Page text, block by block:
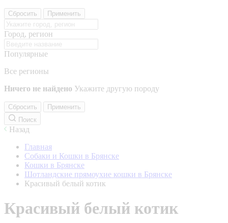
Сбросить Применить
Город, регион
Популярные
Все регионы
Ничего не найдено Укажите другую породу
Сбросить
Применить
Поиск
Назад
Главная
Собаки и Кошки в Брянске
Кошки в Брянске
Шотландские прямоухие кошки в Брянске
Красивый белый котик
Красивый белый котик